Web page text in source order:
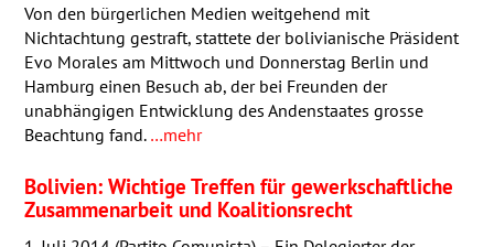
Von den bürgerlichen Medien weitgehend mit
Nichtachtung gestraft, stattete der bolivianische Präsident
Evo Morales am Mittwoch und Donnerstag Berlin und
Hamburg einen Besuch ab, der bei Freunden der
unabhängigen Entwicklung des Andenstaates grosse
Beachtung fand. …mehr
Bolivien: Wichtige Treffen für gewerkschaftliche
Zusammenarbeit und Koalitionsrecht